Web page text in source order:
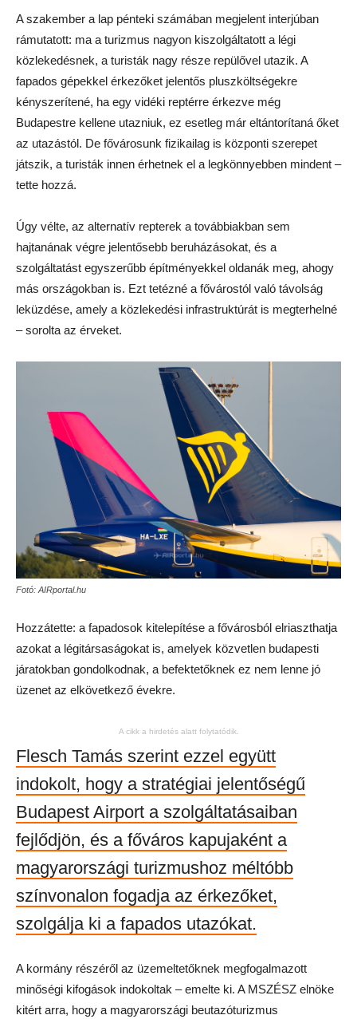
A szakember a lap pénteki számában megjelent interjúban
rámutatott: ma a turizmus nagyon kiszolgáltatott a légi
közlekedésnek, a turisták nagy része repülővel utazik. A
fapados gépekkel érkezőket jelentős pluszköltségekre
kényszerítené, ha egy vidéki reptérre érkezve még
Budapestre kellene utazniuk, ez esetleg már eltántorítaná őket
az utazástól. De fővárosunk fizikailag is központi szerepet
játszik, a turisták innen érhetnek el a legkönnyebben mindent –
tette hozzá.
Úgy vélte, az alternatív repterek a továbbiakban sem
hajtanának végre jelentősebb beruházásokat, és a
szolgáltatást egyszerűbb építményekkel oldanák meg, ahogy
más országokban is. Ezt tetézné a fővárostól való távolság
leküzdése, amely a közlekedési infrastruktúrát is megterhelné
– sorolta az érveket.
Fotó: AIRportal.hu
Hozzátette: a fapadosok kitelepítése a fővárosból elriaszthatja
azokat a légitársaságokat is, amelyek közvetlen budapesti
járatokban gondolkodnak, a befektetőknek ez nem lenne jó
üzenet az elkövetkező évekre.
A cikk a hirdetés alatt folytatódik.
Flesch Tamás szerint ezzel együtt
indokolt, hogy a stratégiai jelentőségű
Budapest Airport a szolgáltatásaiban
fejlődjön, és a főváros kapujaként a
magyarországi turizmushoz méltóbb
színvonalon fogadja az érkezőket,
szolgálja ki a fapados utazókat.
A kormány részéről az üzemeltetőknek megfogalmazott
minőségi kifogások indokoltak – emelte ki. A MSZÉSZ elnöke
kitért arra, hogy a magyarországi beutazóturizmus